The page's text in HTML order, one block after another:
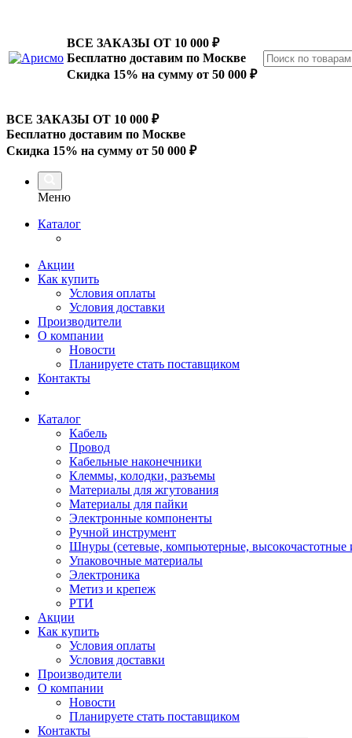
ВСЕ ЗАКАЗЫ ОТ 10 000 ₽
Бесплатно доставим по Москве
Скидка 15% на сумму от 50 000 ₽
ВСЕ ЗАКАЗЫ ОТ 10 000 ₽
Бесплатно доставим по Москве
Скидка 15% на сумму от 50 000 ₽
Меню
Каталог
Акции
Как купить
Условия оплаты
Условия доставки
Производители
О компании
Новости
Планируете стать поставщиком
Контакты
Каталог
Кабель
Провод
Кабельные наконечники
Клеммы, колодки, разъемы
Материалы для жгутования
Материалы для пайки
Электронные компоненты
Ручной инструмент
Шнуры (сетевые, компьютерные, высокочастотные
Упаковочные материалы
Электроника
Метиз и крепеж
РТИ
Акции
Как купить
Условия оплаты
Условия доставки
Производители
О компании
Новости
Планируете стать поставщиком
Контакты